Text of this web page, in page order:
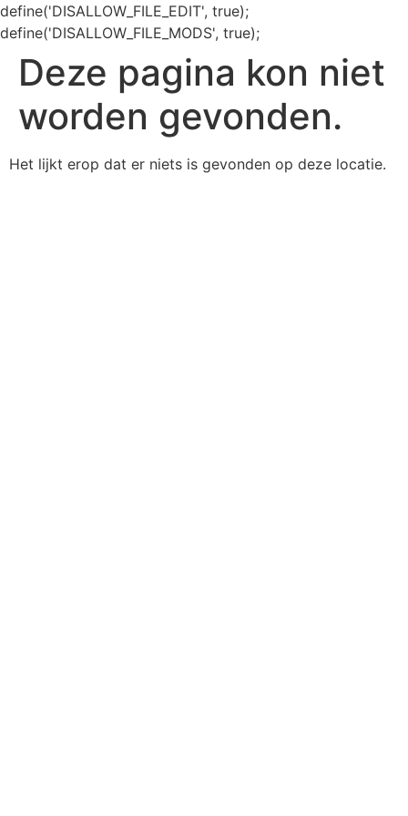
define('DISALLOW_FILE_EDIT', true);
define('DISALLOW_FILE_MODS', true);
Deze pagina kon niet
worden gevonden.
Het lijkt erop dat er niets is gevonden op deze locatie.